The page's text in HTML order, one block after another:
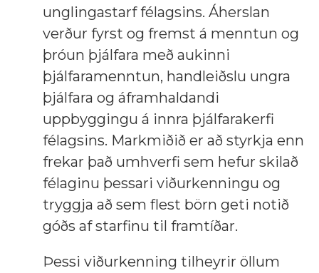
unglingastarf félagsins. Áherslan
verður fyrst og fremst á menntun og
þróun þjálfara með aukinni
þjálfaramenntun, handleiðslu ungra
þjálfara og áframhaldandi
uppbyggingu á innra þjálfarakerfi
félagsins. Markmiðið er að styrkja enn
frekar það umhverfi sem hefur skilað
félaginu þessari viðurkenningu og
tryggja að sem flest börn geti notið
góðs af starfinu til framtíðar.
Þessi viðurkenning tilheyrir öllum